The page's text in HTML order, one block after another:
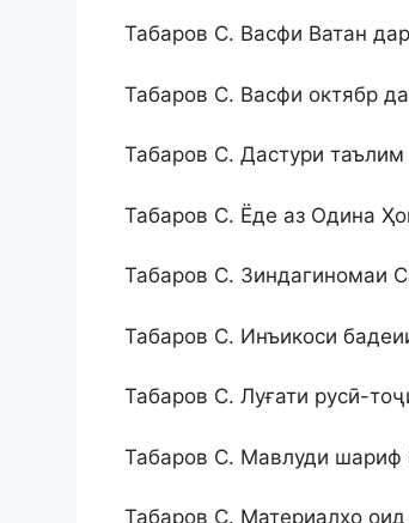
Табаров С. Васфи Ватан
Табаров С. Васфи октябр
Табаров С. Дастури
Табаров С. Ёде аз Одина
Табаров С. Зиндагиномаи
Табаров С. Инъикоси
Табаров С. Луғати русӣ-
Табаров С. Мавлуди шариф
Табаров С. Материалҳо